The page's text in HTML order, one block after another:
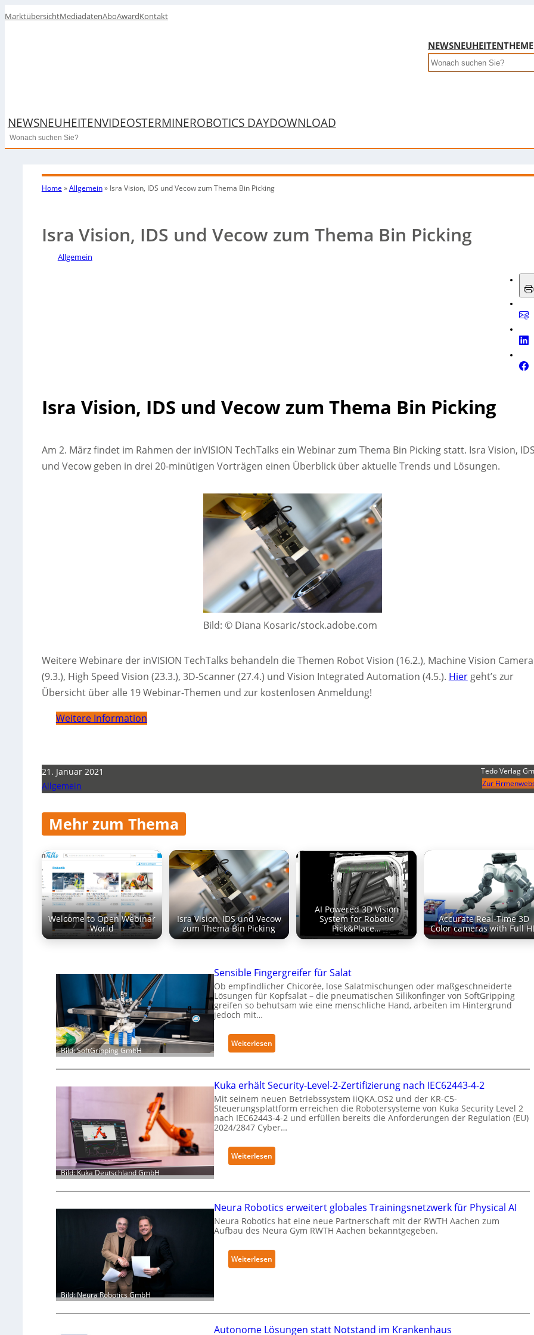
MarktübersichtMediadatenAboAwardKontakt
NEWSNEUHEITEN
Search
NEWSNEUHEITENVIDEOSTERMINEROBOTICS DAYDOWNLOAD
Search
Home »Allgemein» Isra Vision, IDS und Vecow zum Thema Bin Picking
Isra Vision, IDS und Vecow zum Thema Bin Picking
Allgemein
Isra Vision, IDS und Vecow zum Thema Bin Picking
Am 2. März findet im Rahmen der inVISION TechTalks ein Webinar zum Thema Bin Picking statt. Isra Vision, IDS
und Vecow geben in drei 20-minütigen Vorträgen einen Überblick über aktuelle Trends und Lösungen.
Bild: © Diana Kosaric/stock.adobe.com
Weitere Webinare der inVISION TechTalks behandeln die Themen Robot Vision (16.2.), Machine Vision
(9.3.), High Speed Vision (23.3.), 3D-Scanner (27.4.) und Vision Integrated Automation (4.5.). Hiergeht’s zur
Übersicht über alle 19 Webinar-Themen und zur kostenlosen Anmeldung!
Weitere Information
21. Januar 2021
Allgemein
Tedo Verlag
Zur
Mehr zum Thema
Welcome to Open Webinar
World
Isra Vision, IDS und Vecow
zum Thema Bin Picking
AI Powered 3D Vision
System for Robotic
Pick&Place…
Accurate Real-Time 3D
Color cameras with Full
Bild: SoftGripping GmbH
Sensible Fingergreifer für Salat
Ob empfindlicher Chicorée, lose Salatmischungen oder maßgeschneiderte
Lösungen für Kopfsalat – die pneumatischen Silikonfinger von SoftGripping
greifen so behutsam wie eine menschliche Hand, arbeiten im Hintergrund
jedoch mit…
Weiterlesen:
S
e
n
i
b
l
F
i
g
e
r
g
i
ü
Bild: Kuka Deutschland GmbH
Kuka erhält Security-Level-2-Zertifizierung nach IEC62443-4-2
Mit seinem neuen Betriebssystem iiQKA.OS2 und der KR-C5-
Steuerungsplattform erreichen die Robotersysteme von Kuka Security Level 2
nach IEC62443-4-2 und erfüllen bereits die Anforderungen der Regulation (EU)
2024/2847 Cyber…
Weiterlesen:
K
k
a
e
r
l
u
Bild: Neura Robotics GmbH
Neura Robotics erweitert globales Trainingsnetzwerk für Physical AI
Neura Robotics hat eine neue Partnerschaft mit der RWTH Aachen zum
Aufbau des Neura Gym RWTH Aachen bekanntgegeben.
Weiterlesen:
N
Autonome Lösungen statt Notstand im Krankenhaus